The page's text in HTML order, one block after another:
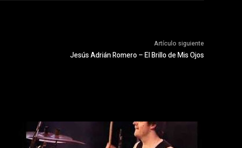
Artículo siguiente
Jesús Adrián Romero – El Brillo de Mis Ojos